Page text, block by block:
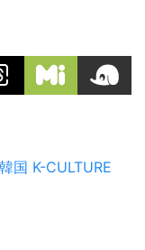
韓国 K-CULTURE